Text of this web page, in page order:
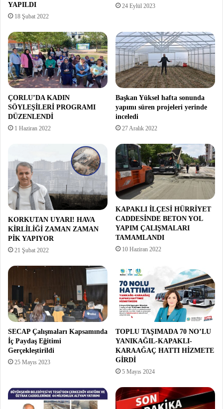
YAPILDI
18 Şubat 2022
24 Eylül 2023
ÇORLU’DA KADIN
SÖYLEŞİLERİ PROGRAMI
DÜZENLENDİ
1 Haziran 2022
Başkan Yüksel hafta sonunda
yapımı süren projeleri yerinde
inceledi
27 Aralık 2022
KORKUTAN UYARI! HAVA
KİRLİLİĞİ ZAMAN ZAMAN
PİK YAPIYOR
21 Şubat 2022
KAPAKLI İLÇESİ HÜRRİYET
CADDESİNDE BETON YOL
YAPIM ÇALIŞMALARI
TAMAMLANDI
10 Haziran 2022
SECAP Çalışmaları Kapsamında
İç Paydaş Eğitimi
Gerçekleştirildi
25 Mayıs 2023
TOPLU TAŞIMADA 70 NO’LU
YANIKAĞIL-KAPAKLI-
KARAAĞAÇ HATTI HİZMETE
GİRDİ
5 Mayıs 2024